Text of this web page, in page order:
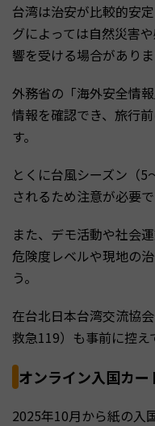
台湾は治安が比較的安
グによっては自然災害
響を受ける場合がありま
外務省の「海外安全情
情報を確認でき、旅行
す。
とくに台風シーズン（
されるため注意が必要で
また、デモ活動や社会
危険度レベルや現地の
う。
在台北日本台湾交流協
救急119）も事前に控え
オンライン入国カ
2025年10月から紙の入